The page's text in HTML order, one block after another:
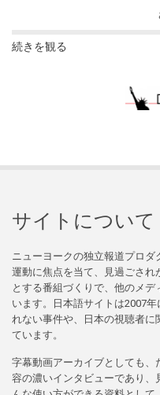
続きを観る
サイトについて
ニューヨークの独立報道プロ
運動に焦点を当て、見過ごさ
とする番組づくりで、他のメ
います。日本語サイトは2007
れない事件や、日本の視聴者に
ています。
字幕動画アーカイブとしても
容の濃いインタビューであり